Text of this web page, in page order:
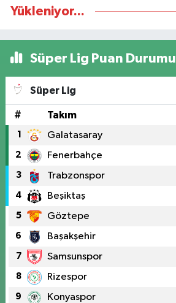
Yükleniyor...
Süper Lig Puan Durumu
Süper Lig
# Takım
1 Galatasaray
2 Fenerbahçe
3 Trabzonspor
4 Beşiktaş
5 Göztepe
6 Başakşehir
7 Samsunspor
8 Rizespor
9 Konyaspor